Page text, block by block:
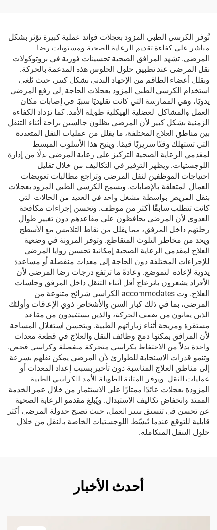
تُوفر الكرسي الطبي المزود بعجلات فوائد عملية كبيرة تؤثر بشكل
مباشر على كفاءة تقديم الرعاية الصحية ومستويات رضا
المرضى. تشهد المرافق الصحية تحسينات فورية في بروتوكولات
نقل المرضى عند تطبيق حلول الجلوس هذه المدعمة بالحركة.
ويقلل أعضاء الطاقم من الإجهاد البدني بشكل كبير، حيث يُلغى
استخدام الكرسي الطبي المزود بعجلات الحاجة إلى رفع المرضى
يدويًا، وهي الممارسة التي كانت تقليديًا سببًا في إصابات مكان
العمل والمشاكل العضلية الهيكلية طويلة الأمد. كما تزداد الكفاءة
الزمنية بشكل كبير لأن المرضى يظلون جالسين براحة أثناء التنقل
بين مناطق العلاج المختلفة، ما يقلل من عمليات النقل المتعددة
التي تستهلك وقتًا سريريًا قيمًا. ويتيح هذا الأسلوب المبسط
لمقدمي الرعاية الصحية التركيز على رعاية المرضى بدلًا من إدارة
اللوجستيات. ويظهر التوفير في التكاليف من خلال تقليل
احتياجات الموظفين لنقل المرضى وتراجع مطالبات تعويضات
العمال المتعلقة بالإصابات. ويسمح الكرسي الطبي المزود بعجلات
بنقل المريض بواسطة مشغل واحد في العديد من الحالات التي
كانت تتطلب سابقًا أكثر من موظف. وتحسن إجراءات مكافحة
العدوى لأن المرضى يحافظون على مقاعدهم دون تغيير طوال
رحلتهم داخل المرفق، مما يقلل من نقاط التلامس مع الأسطح
ويحد من مخاطر التلوث المتقاطع. وتوفر المرونة في وضعية
العلاج لمقدمي الرعاية الصحية إمكانية تحسين زوايا المرضى
للإجراءات المختلفة دون الحاجة إلى معدات منفصلة أو مساعدة
يدوية لإعادة التموضع. وعادةً ما ترتفع درجات رضا المرضى لأن
الأفراد يشعرون بانزعاج أقل أثناء التنقل داخل المرفق وجلسات
العلاج. وت accommodates الكراسي شرائح متنوعة من
المرضى، بما في ذلك كبار السن والأشخاص ذوي الإعاقات وأولئك
الذين يعانون من ضعف الحركة، والذين يستفيدون من مقاعد
مستقرة ومريحة أثناء زياراتهم الطبية. ويتحسن استغلال المساحة
لأن المرافق يمكنها دمج وظائف النقل والعلاج في قطعة معدات
واحدة بدلاً من الاحتفاظ بكراسي متحركة منفصلة وكراسي فحص.
وتنمو قدرات الاستجابة للطوارئ لأن المرضى يمكن نقلهم بسرعة
إلى مناطق العلاج المناسبة دون تأخير بسبب إعداد المعدات أو
عمليات النقل. ويوفر المتانة الطويلة الأمد للكراسي الطبية
المزودة بعجلات عائدًا ممتازًا على الاستثمار من خلال عمر الخدمة
الممتد وانخفاض تكاليف الاستبدال. ويُبلغ مقدمو الرعاية الصحية
عن تحسن في تنسيق سير العمل، حيث تصبح جدولة المرضى أكثر
قابلية للتوقع عندما تُبسّط اللوجستيات الخاصة بالنقل من خلال
حلول التنقل المتكاملة.
أحدث الأخبار